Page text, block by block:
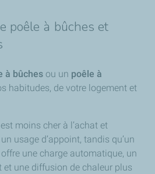
poêle à bûches et
à bûches ou un poêle à
habitudes, de votre logement et
est moins cher à l’achat et
usage d’appoint, tandis qu’un
une charge automatique, un
et une diffusion de chaleur plus